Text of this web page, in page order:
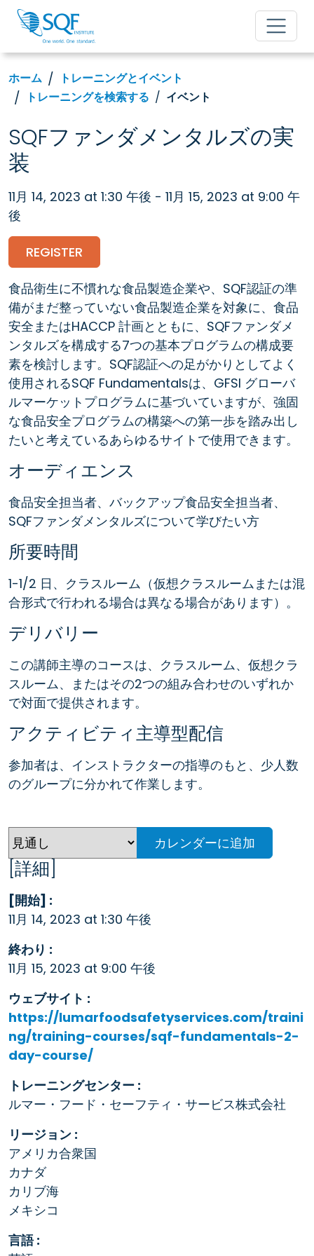
ホーム
トレーニングとイベント
トレーニングを検索する
イベント
SQFファンダメンタルズの実
装
11月 14, 2023 at 1:30 午後 - 11月 15, 2023 at 9:00 午
後
REGISTER
食品衛生に不慣れな食品製造企業や、SQF認証の準
備がまだ整っていない食品製造企業を対象に、食品
安全またはHACCP 計画とともに、SQFファンダメ
ンタルズを構成する7つの基本プログラムの構成要
素を検討します。SQF認証への足がかりとしてよく
使用されるSQF Fundamentalsは、GFSI グローバ
ルマーケットプログラムに基づいていますが、強固
な食品安全プログラムの構築への第一歩を踏み出し
たいと考えているあらゆるサイトで使用できます。
オーディエンス
食品安全担当者、バックアップ食品安全担当者、
SQFファンダメンタルズについて学びたい方
所要時間
1-1/2 日、クラスルーム（仮想クラスルームまたは混
合形式で行われる場合は異なる場合があります）。
デリバリー
この講師主導のコースは、クラスルーム、仮想クラ
スルーム、またはその2つの組み合わせのいずれか
で対面で提供されます。
アクティビティ主導型配信
参加者は、インストラクターの指導のもと、少人数
のグループに分かれて作業します。
カレンダーに追加
[詳細]
[開始] :
11月 14, 2023 at 1:30 午後
終わり :
11月 15, 2023 at 9:00 午後
ウェブサイト :
https://lumarfoodsafetyservices.com/traini
ng/training-courses/sqf-fundamentals-2-
day-course/
トレーニングセンター :
ルマー・フード・セーフティ・サービス株式会社
リージョン :
アメリカ合衆国
カナダ
カリブ海
メキシコ
言語 :